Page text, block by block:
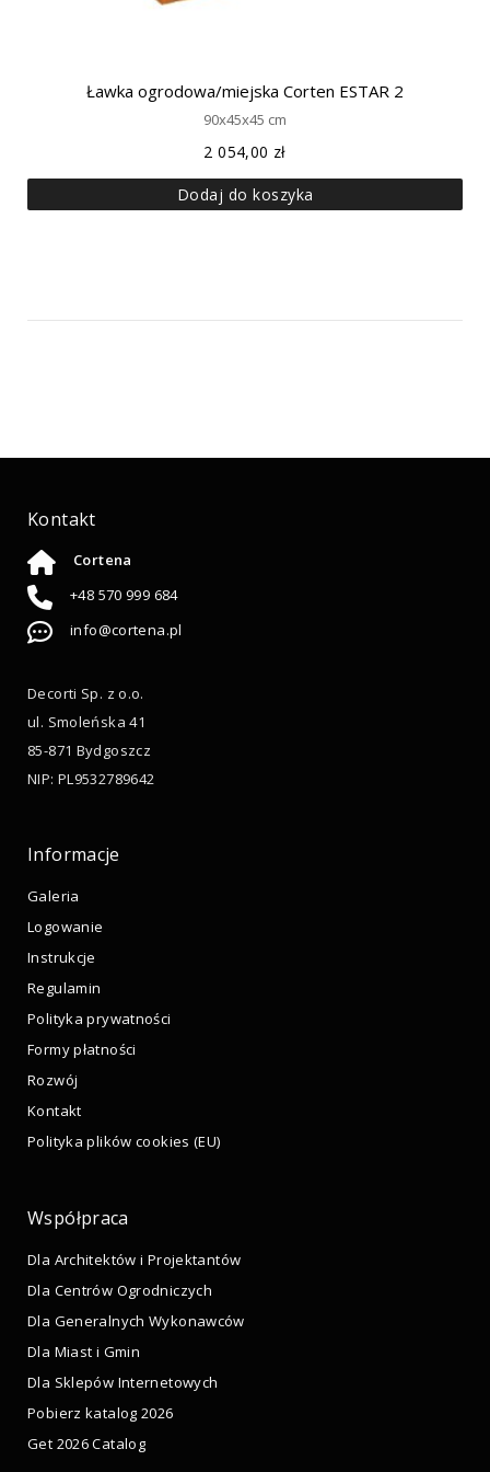
Ławka ogrodowa/miejska Corten ESTAR 2
90x45x45 cm
2 054,00 zł
Dodaj do koszyka
Kontakt
Cortena
+48 570 999 684
info@cortena.pl
Decorti Sp. z o.o.
ul. Smoleńska 41
85-871 Bydgoszcz
NIP: PL9532789642
Informacje
Galeria
Logowanie
Instrukcje
Regulamin
Polityka prywatności
Formy płatności
Rozwój
Kontakt
Polityka plików cookies (EU)
Współpraca
Dla Architektów i Projektantów
Dla Centrów Ogrodniczych
Dla Generalnych Wykonawców
Dla Miast i Gmin
Dla Sklepów Internetowych
Pobierz katalog 2026
Get 2026 Catalog